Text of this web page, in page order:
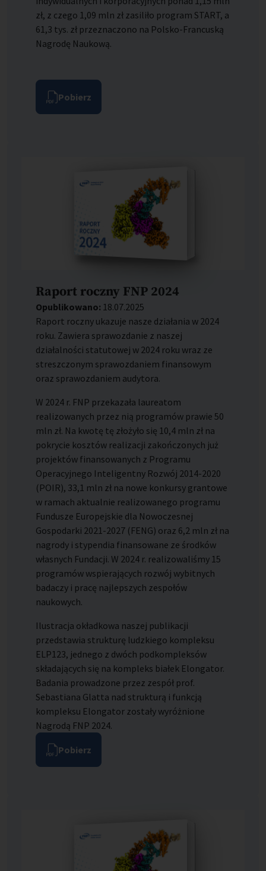
zł, z czego 1,09 mln zł zasiliło program START, a
61,3 tys. zł przeznaczono na Polsko-Francuską
Nagrodę Naukową.
Pobierz
Raport roczny FNP 2024
Opublikowano: 18.07.2025
Raport roczny ukazuje nasze działania w 2024
roku. Zawiera sprawozdanie z naszej
działalności statutowej w 2024 roku wraz ze
streszczonym sprawozdaniem finansowym
oraz sprawozdaniem audytora.
W 2024 r. FNP przekazała laureatom
realizowanych przez nią programów prawie 50
mln zł. Na kwotę tę złożyło się 10,4 mln zł na
pokrycie kosztów realizacji zakończonych już
projektów finansowanych z Programu
Operacyjnego Inteligentny Rozwój 2014-2020
(POIR), 33,1 mln zł na nowe konkursy grantowe
w ramach aktualnie realizowanego programu
Fundusze Europejskie dla Nowoczesnej
Gospodarki 2021-2027 (FENG) oraz 6,2 mln zł na
nagrody i stypendia finansowane ze środków
własnych Fundacji. W 2024 r. realizowaliśmy 15
programów wspierających rozwój wybitnych
badaczy i pracę najlepszych zespołów
naukowych.
Ilustracja okładkowa naszej publikacji
przedstawia strukturę ludzkiego kompleksu
ELP123, jednego z dwóch podkompleksów
składających się na kompleks białek Elongator.
Badania prowadzone przez zespół prof.
Sebastiana Glatta nad strukturą i funkcją
kompleksu Elongator zostały wyróżnione
Nagrodą FNP 2024.
Pobierz